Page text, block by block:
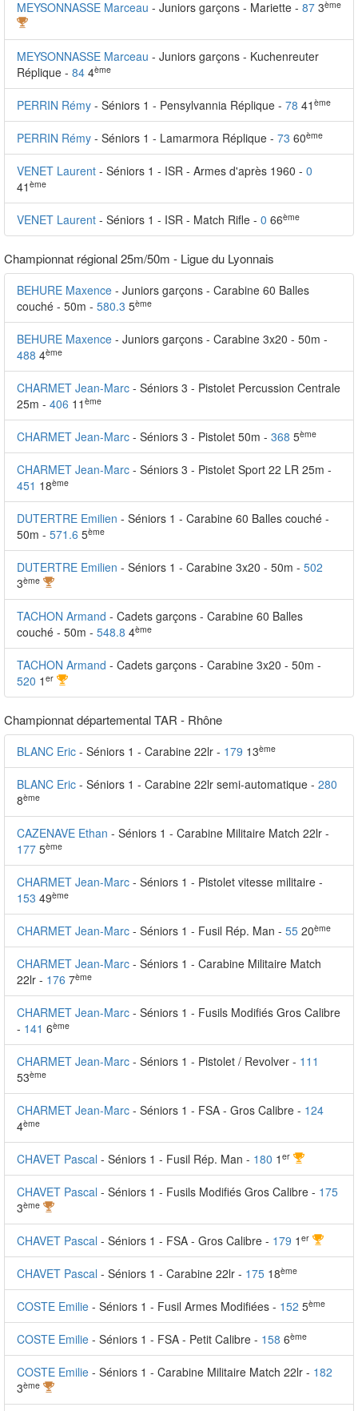
MEYSONNASSE Marceau - Juniors garçons - Mariette - 87 3ème
MEYSONNASSE Marceau - Juniors garçons - Kuchenreuter
Réplique - 84 4ème
PERRIN Rémy - Séniors 1 - Pensylvannia Réplique - 78 41 ème
PERRIN Rémy - Séniors 1 - Lamarmora Réplique - 73 60ème
VENET Laurent - Séniors 1 - ISR - Armes d'après 1960 - 0
41 ème
VENET Laurent - Séniors 1 - ISR - Match Rifle - 0 66ème
Championnat régional 25m/50m - Ligue du Lyonnais
BEHURE Maxence - Juniors garçons - Carabine 60 Balles
couché - 50m - 580.3 5ème
BEHURE Maxence - Juniors garçons - Carabine 3x20 - 50m -
488 4ème
CHARMET Jean-Marc - Séniors 3 - Pistolet Percussion Centrale
25m - 406 11 ème
CHARMET Jean-Marc - Séniors 3 - Pistolet 50m - 368 5ème
CHARMET Jean-Marc - Séniors 3 - Pistolet Sport 22 LR 25m -
451 18ème
DUTERTRE Emilien - Séniors 1 - Carabine 60 Balles couché -
50m - 571.6 5ème
DUTERTRE Emilien - Séniors 1 - Carabine 3x20 - 50m - 502
3ème
TACHON Armand - Cadets garçons - Carabine 60 Balles
couché - 50m - 548.8 4ème
TACHON Armand - Cadets garçons - Carabine 3x20 - 50m -
520 1 er
Championnat départemental TAR - Rhône
BLANC Eric - Séniors 1 - Carabine 22lr - 179 13ème
BLANC Eric - Séniors 1 - Carabine 22lr semi-automatique - 280
8ème
CAZENAVE Ethan - Séniors 1 - Carabine Militaire Match 22lr -
177 5ème
CHARMET Jean-Marc - Séniors 1 - Pistolet vitesse militaire -
153 49ème
CHARMET Jean-Marc - Séniors 1 - Fusil Rép. Man - 55 20ème
CHARMET Jean-Marc - Séniors 1 - Carabine Militaire Match
22lr - 176 7ème
CHARMET Jean-Marc - Séniors 1 - Fusils Modifiés Gros Calibre
- 141 6ème
CHARMET Jean-Marc - Séniors 1 - Pistolet / Revolver - 111
53ème
CHARMET Jean-Marc - Séniors 1 - FSA - Gros Calibre - 124
4ème
CHAVET Pascal - Séniors 1 - Fusil Rép. Man - 180 1 er
CHAVET Pascal - Séniors 1 - Fusils Modifiés Gros Calibre - 175
3ème
CHAVET Pascal - Séniors 1 - FSA - Gros Calibre - 179 1 er
CHAVET Pascal - Séniors 1 - Carabine 22lr - 175 18ème
COSTE Emilie - Séniors 1 - Fusil Armes Modifiées - 152 5ème
COSTE Emilie - Séniors 1 - FSA - Petit Calibre - 158 6ème
COSTE Emilie - Séniors 1 - Carabine Militaire Match 22lr - 182
3ème